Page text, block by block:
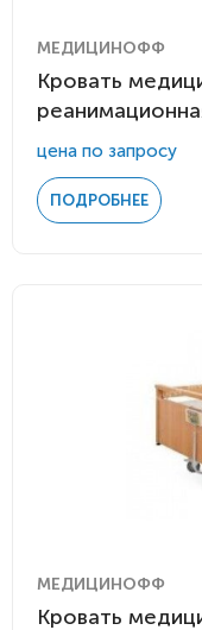
МЕДИЦИНОФФ
Кровать
цена по запросу
ПОДРОБНЕЕ
МЕДИЦИНОФФ
Кровать